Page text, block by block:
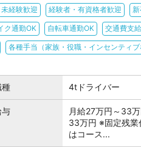
未経験歓迎 経験者・有資格者歓迎
ク通勤OK 自転車通勤OK 交通費支給
各種手当（家族・役職・インセンティブ
種 4tドライバー
与
月給27万円～33
33万円 ※固定残
はコース...